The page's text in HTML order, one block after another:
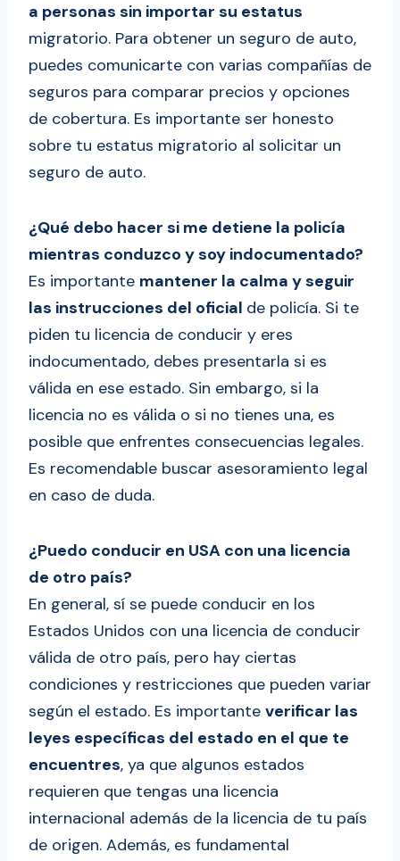
a personas sin importar su estatus
migratorio. Para obtener un seguro de auto,
puedes comunicarte con varias compañías de
seguros para comparar precios y opciones
de cobertura. Es importante ser honesto
sobre tu estatus migratorio al solicitar un
seguro de auto.
¿Qué debo hacer si me detiene la policía
mientras conduzco y soy indocumentado?
Es importante mantener la calma y seguir
las instrucciones del oficial de policía. Si te
piden tu licencia de conducir y eres
indocumentado, debes presentarla si es
válida en ese estado. Sin embargo, si la
licencia no es válida o si no tienes una, es
posible que enfrentes consecuencias legales.
Es recomendable buscar asesoramiento legal
en caso de duda.
¿Puedo conducir en USA con una licencia
de otro país?
En general, sí se puede conducir en los
Estados Unidos con una licencia de conducir
válida de otro país, pero hay ciertas
condiciones y restricciones que pueden variar
según el estado. Es importante verificar las
leyes específicas del estado en el que te
encuentres, ya que algunos estados
requieren que tengas una licencia
internacional además de la licencia de tu país
de origen. Además, es fundamental